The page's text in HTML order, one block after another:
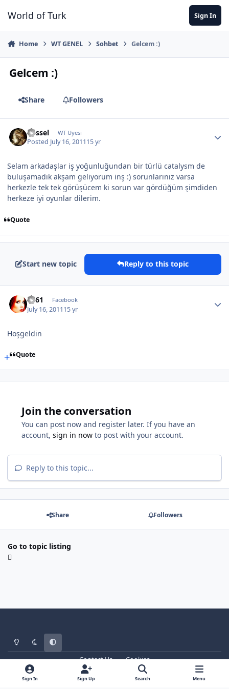
World of Turk Sign In
Home WT GENEL Sohbet Gelcem :)
Gelcem :)
Share Followers
Kessel WT Uyesi
Posted July 16, 201115 yr
Selam arkadaşlar iş yoğunluğundan bir türlü catalysm de
buluşamadık akşam geliyorum inş :) sorunlarınız varsa
herkezle tek tek görüşücem ki sorun var gördüğüm şimdiden
herkeze iyi oyunlar dilerim.
Quote
Start new topic Reply to this topic
TS61 Facebook
July 16, 201115 yr
Hoşgeldin
Quote
Join the conversation
You can post now and register later. If you have an
account, sign in now to post with your account.
Reply to this topic...
Share Followers
Go to topic listing
Light ModeDark ModeSystem Preference
Contact Us
Cookies
WT - http://www.ebattle.net
Powered byInvision Community
Sign In Sign Up Search Menu